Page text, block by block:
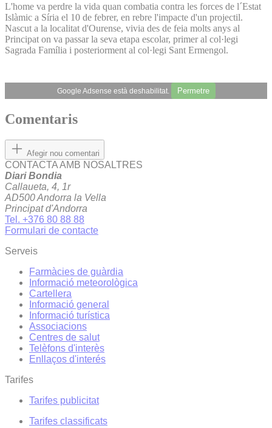
L'home va perdre la vida quan combatia contra les forces de l´Estat
Islàmic a Síria el 10 de febrer, en rebre l'impacte d'un projectil.
Nascut a la localitat d'Ourense, vivia des de feia molts anys al
Principat on va passar la seva etapa escolar, primer al col·legi
Sagrada Família i posteriorment al col·legi Sant Ermengol.
Google Adsense està deshabilitat. Permetre
Comentaris
Afegir nou comentari
CONTACTA AMB NOSALTRES
Diari Bondia
Callaueta, 4, 1r
AD500 Andorra la Vella
Principat d'Andorra
Tel. +376 80 88 88
Formulari de contacte
Serveis
Farmàcies de guàrdia
Informació meteorològica
Cartellera
Informació general
Informació turística
Associacions
Centres de salut
Telèfons d'interès
Enllaços d'interés
Tarifes
Tarifes publicitat
Tarifes classificats